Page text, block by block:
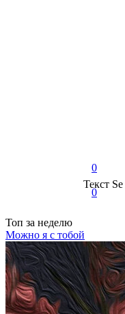
0
0
ТекстSe
Топ за неделю
Можно я с тобой